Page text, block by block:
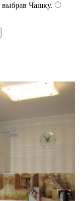
выбрав Чашку.